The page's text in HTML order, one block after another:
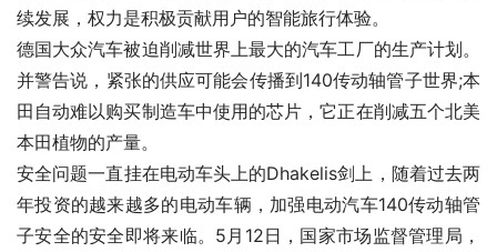
续发展，权力是积极贡献用户的智能旅行体验。
德国大众汽车被迫削减世界上最大的汽车工厂的生产计划。
并警告说，紧张的供应可能会传播到140传动轴管子世界;本
田自动难以购买制造车中使用的芯片，它正在削减五个北美
本田植物的产量。
安全问题一直挂在电动车头上的Dhakelis剑上，随着过去两
年投资的越来越多的电动车辆，加强电动汽车140传动轴管
子安全的安全即将来临。5月12日，国家市场监督管理局，